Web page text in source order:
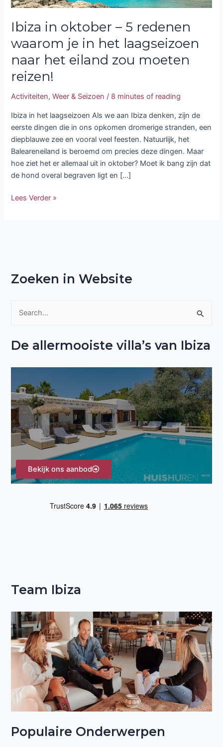
Ibiza in oktober – 5 redenen
waarom je in het laagseizoen
naar het eiland zou moeten
reizen!
Activiteiten,Weer & Seizoen / 8 minutes of reading
Ibiza in het laagseizoen Als we aan Ibiza denken, zijn de
eerste dingen die in ons opkomen dromerige stranden, een
diepblauwe zee en vooral veel feesten. Natuurlijk, het
Baleareneiland is beroemd om precies deze dingen. Maar
hoe ziet het er allemaal uit in oktober? Moet ik bang zijn dat
de hond overal begraven ligt en […]
eiland
moeten
reizen!
Lees Verder »
Zoeken in Website
e
a
r
:
De allermooiste villa’s van Ibiza
Bekijk ons aanbod
Team Ibiza
Populaire Onderwerpen